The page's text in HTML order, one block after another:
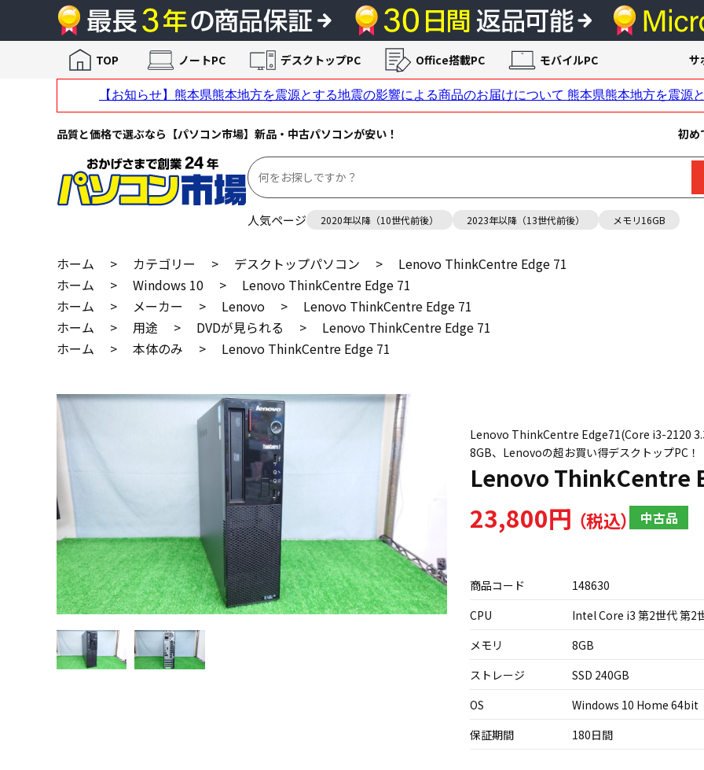
品質と価格で選ぶなら【パソコン市場】新品・中古パソコンが安い！ 初め
人気ページ 2020年以降（10世代前後） 2023年以降（13世代前後） メモリ16GB
TOP ノートPC デスクトップPC Office搭載PC モバイルPC サ
ホーム > カテゴリー > デスクトップパソコン >
Lenovo ThinkCentre Edge 71
ホーム
> Windows 10 >
Lenovo ThinkCentre Edge 71
ホーム
> メーカー > Lenovo >
Lenovo ThinkCentre Edge 71
ホーム
> 用途 > DVDが見られる >
Lenovo ThinkCentre Edge 71
ホーム
> 本体のみ > Lenovo ThinkCentre Edge 71
Lenovo ThinkCentre Edge71(Core i3-2120
8GB、Lenovoの超お買い得デスクトップPC！
Lenovo ThinkCentre
23,800円 中古品
商品コード
148630
CPU
Intel Core i3 第2世代 第2
メモリ
8GB
ストレージ
SSD 240GB
OS
Windows 10 Home 64bit
保証期間
180日間